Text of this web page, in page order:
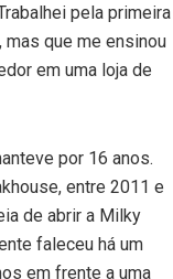
pela primeira
que me ensinou
em uma loja de
por 16 anos.
entre 2011 e
de abrir a Milky
faleceu há um
em frente a uma